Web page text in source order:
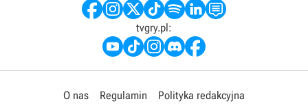
tvgry.pl:
O nas Regulamin Polityka redakcyjna